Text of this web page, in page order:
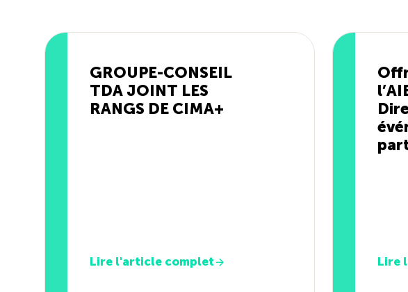
GROUPE-CONSEIL
TDA JOINT LES
RANGS DE CIMA+
Lire l'article complet Lire